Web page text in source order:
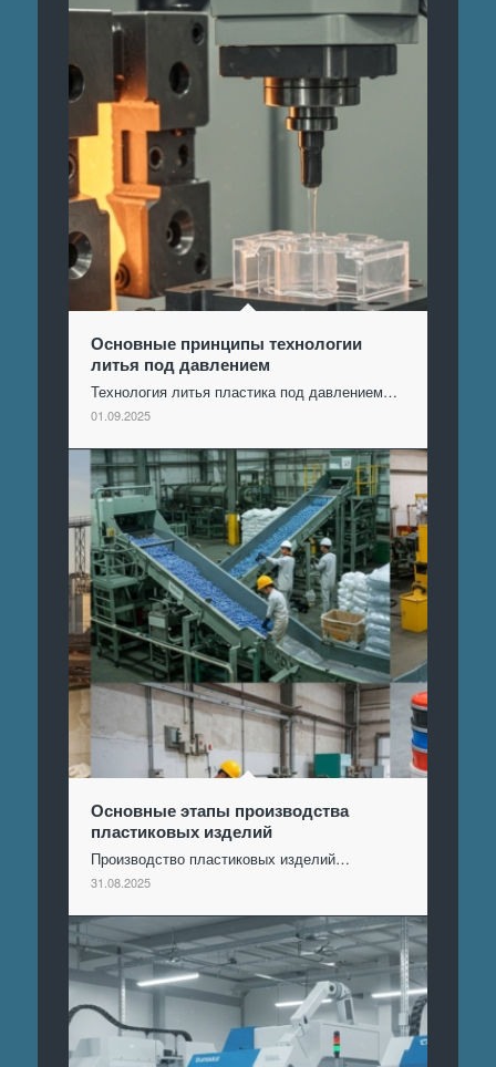
Основные принципы технологии
литья под давлением
Технология литья пластика под давлением…
01.09.2025
Основные этапы производства
пластиковых изделий
Производство пластиковых изделий…
31.08.2025